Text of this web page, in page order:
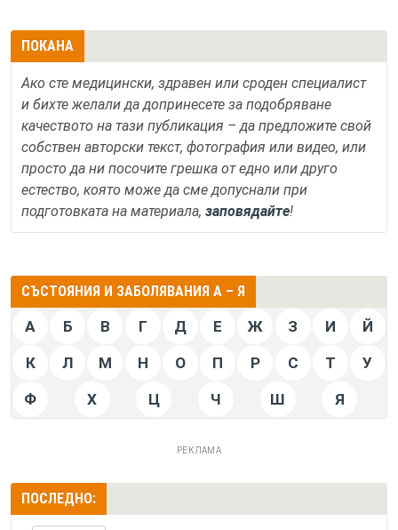
ПОКАНА
Ако сте медицински, здравен или сроден специалист
и бихте желали да допринесете за подобряване
качеството на тази публикация – да предложите свой
собствен авторски текст, фотография или видео, или
просто да ни посочите грешка от едно или друго
естество, която може да сме допуснали при
подготовката на материала, заповядайте!
СЪСТОЯНИЯ И ЗАБОЛЯВАНИЯ А – Я
А Б В Г Д Е Ж З И Й
К Л М Н О П Р С Т У
Ф Х Ц Ч Ш Я
РЕКЛАМА
ПОСЛЕДНО: